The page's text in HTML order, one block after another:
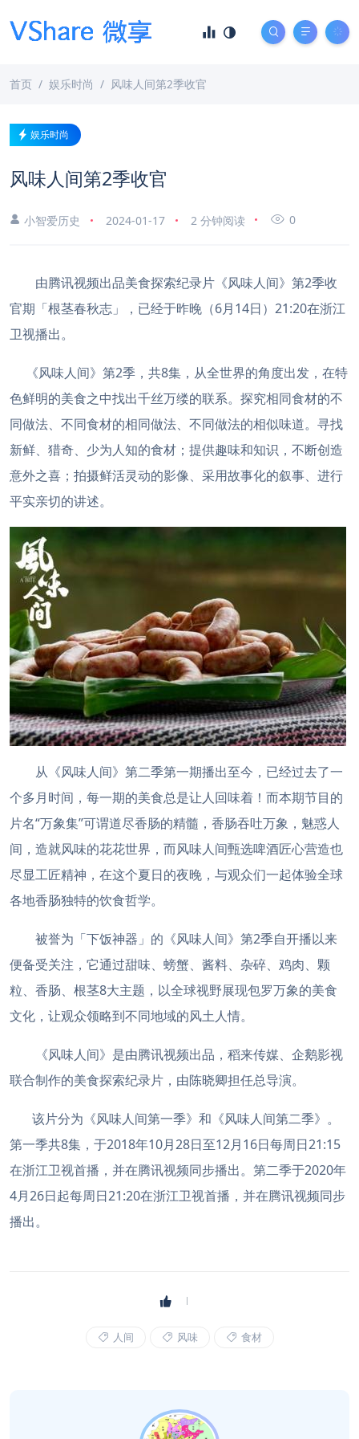
首页 娱乐时尚 风味人间第2季收官
娱乐时尚
风味人间第2季收官
小智爱历史 2024-01-17 2 分钟阅读 0
由腾讯视频出品美食探索纪录片《风味人间》第2季收
官期「根茎春秋志」，已经于昨晚（6月14日）21:20在浙江
卫视播出。
《风味人间》第2季，共8集，从全世界的角度出发，在特
色鲜明的美食之中找出千丝万缕的联系。探究相同食材的不
同做法、不同食材的相同做法、不同做法的相似味道。寻找
新鲜、猎奇、少为人知的食材；提供趣味和知识，不断创造
意外之喜；拍摄鲜活灵动的影像、采用故事化的叙事、进行
平实亲切的讲述。
从《风味人间》第二季第一期播出至今，已经过去了一
个多月时间，每一期的美食总是让人回味着！而本期节目的
片名“万象集”可谓道尽香肠的精髓，香肠吞吐万象，魅惑人
间，造就风味的花花世界，而风味人间甄选啤酒匠心营造也
尽显工匠精神，在这个夏日的夜晚，与观众们一起体验全球
各地香肠独特的饮食哲学。
被誉为「下饭神器」的《风味人间》第2季自开播以来
便备受关注，它通过甜味、螃蟹、酱料、杂碎、鸡肉、颗
粒、香肠、根茎8大主题，以全球视野展现包罗万象的美食
文化，让观众领略到不同地域的风土人情。
《风味人间》是由腾讯视频出品，稻来传媒、企鹅影视
联合制作的美食探索纪录片，由陈晓卿担任总导演。
该片分为《风味人间第一季》和《风味人间第二季》。
第一季共8集，于2018年10月28日至12月16日每周日21:15
在浙江卫视首播，并在腾讯视频同步播出。第二季于2020年
4月26日起每周日21:20在浙江卫视首播，并在腾讯视频同步
播出。
人间 风味 食材